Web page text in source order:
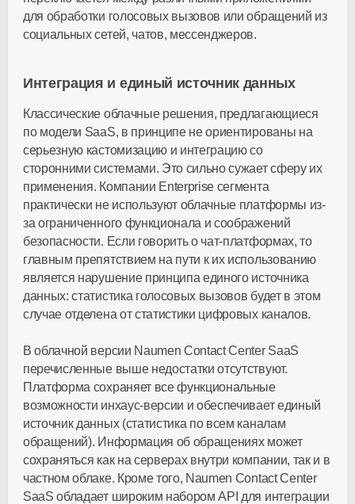
для обработки голосовых вызовов или обращений из
социальных сетей, чатов, мессенджеров.
Интеграция и единый источник данных
Классические облачные решения, предлагающиеся
по модели SaaS, в принципе не ориентированы на
серьезную кастомизацию и интеграцию со
сторонними системами. Это сильно сужает сферу их
применения. Компании Enterprise сегмента
практически не используют облачные платформы из-
за ограниченного функционала и соображений
безопасности. Если говорить о чат-платформах, то
главным препятствием на пути к их использованию
является нарушение принципа единого источника
данных: статистика голосовых вызовов будет в этом
случае отделена от статистики цифровых каналов.
В облачной версии Naumen Contact Center SaaS
перечисленные выше недостатки отсутствуют.
Платформа сохраняет все функциональные
возможности инхаус-версии и обеспечивает единый
источник данных (статистика по всем каналам
обращений). Информация об обращениях может
сохраняться как на серверах внутри компании, так и в
частном облаке. Кроме того, Naumen Contact Center
SaaS обладает широким набором API для интеграции